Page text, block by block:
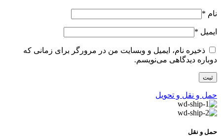
نام *
ایمیل *
ذخیره نام، ایمیل و وبسایت من در مرورگر برای زمانی که
دوباره دیدگاهی می‌نویسم.
حمل و نقل و تحویل
حمل و نقل